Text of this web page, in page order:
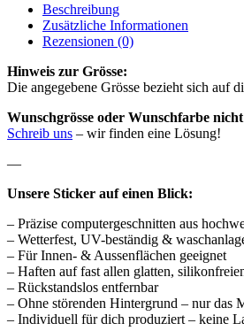
Beschreibung
Zusätzliche Informationen
Rezensionen (0)
Hinweis zur Grösse:
Die angegebene Grösse bezieht sich auf
Wunschgrösse oder Wunschfarbe
Schreib uns – wir finden eine Lösung!
—
Unsere Sticker auf einen Blick:
– Präzise computergeschnitten aus
– Wetterfest, UV-beständig &
– Für Innen- & Aussenflächen geeignet
– Haften auf fast allen glatten,
– Rückstandslos entfernbar
– Ohne störenden Hintergrund – nur das
– Individuell für dich produziert – keine